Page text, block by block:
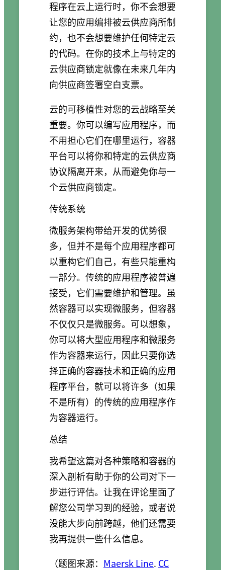
程序在云上运行时，你不会想要
让您的应用编排被云供应商所制
约，也不会想要维护任何特定云
的代码。在你的技术上与特定的
云供应商锁定就像在未来几年内
向供应商签署空白支票。
云的可移植性对您的云战略至关
重要。你可以编写应用程序，而
不用担心它们在哪里运行，容器
平台可以将你和特定的云供应商
协议隔离开来，从而避免你与一
个云供应商锁定。
传统系统
微服务架构带给开发的优势很
多，但并不是每个应用程序都可
以重构它们自己，有些只能重构
一部分。传统的应用程序被普遍
接受，它们需要维护和管理。虽
然容器可以实现微服务，但容器
不仅仅只是微服务。可以想象，
你可以将大型应用程序和微服务
作为容器来运行，因此只要你选
择正确的容器技术和正确的应用
程序平台，就可以将许多（如果
不是所有）的传统的应用程序作
为容器运行。
总结
我希望这篇对各种策略和容器的
深入剖析有助于你的公司对下一
步进行评估。让我在评论里面了
解您公司学习到的经验，或者说
没能大步向前跨越，他们还需要
我再提供一些什么信息。
（题图来源： Maersk Line. CC